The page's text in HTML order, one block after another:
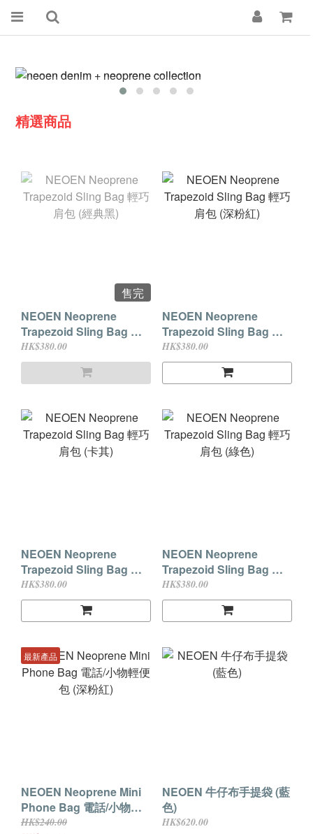
精選商品
售完
NEOEN Neoprene
Trapezoid Sling Bag 輕
巧肩包 (經典黑)
HK$380.00
NEOEN Neoprene
Trapezoid Sling Bag 輕
巧肩包 (深粉紅)
HK$380.00
NEOEN Neoprene
Trapezoid Sling Bag 輕
巧肩包 (卡其)
HK$380.00
NEOEN Neoprene
Trapezoid Sling Bag 輕
巧肩包 (綠色)
HK$380.00
最新產品
NEOEN Neoprene Mini
Phone Bag 電話/小物輕
便包 (深粉紅)
HK$240.00
NEOEN 牛仔布手提袋 (藍
色)
HK$620.00